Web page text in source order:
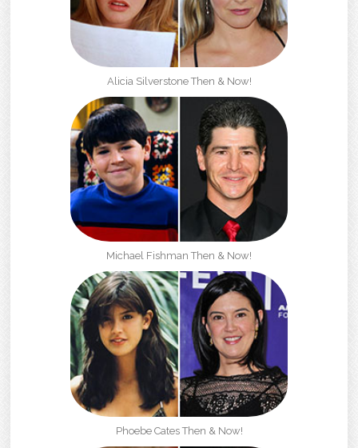
Alicia Silverstone Then & Now!
Michael Fishman Then & Now!
Phoebe Cates Then & Now!